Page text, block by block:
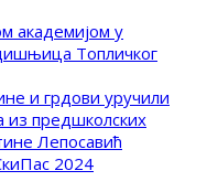
академијом у
Топличког
и грдови уручили
из предшколских
Лепосавић
2024